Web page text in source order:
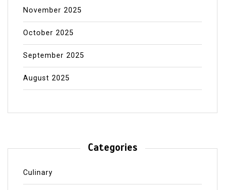
November 2025
October 2025
September 2025
August 2025
Categories
Culinary